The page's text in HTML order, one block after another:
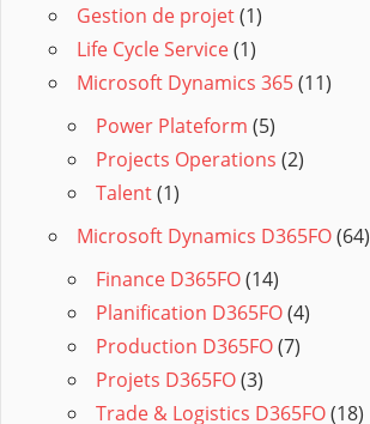
Gestion de projet(1)
Life Cycle Service(1)
Microsoft Dynamics 365(11)
Power Plateform (5)
Projects Operations (2)
Talent(1)
Microsoft Dynamics D365FO(64)
Finance D365FO(14)
Planification D365FO(4)
Production D365FO(7)
Projets D365FO(3)
Trade & Logistics D365FO(18)